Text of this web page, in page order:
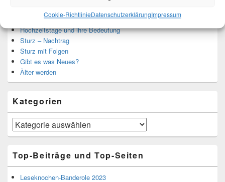
Cookie-RichtlinieDatenschutzerklärungImpressum
Hochzeitstage und ihre Bedeutung
Sturz – Nachtrag
Sturz mit Folgen
Gibt es was Neues?
Älter werden
Kategorien
Kategorien
Top-Beiträge und Top-Seiten
Leseknochen-Banderole 2023